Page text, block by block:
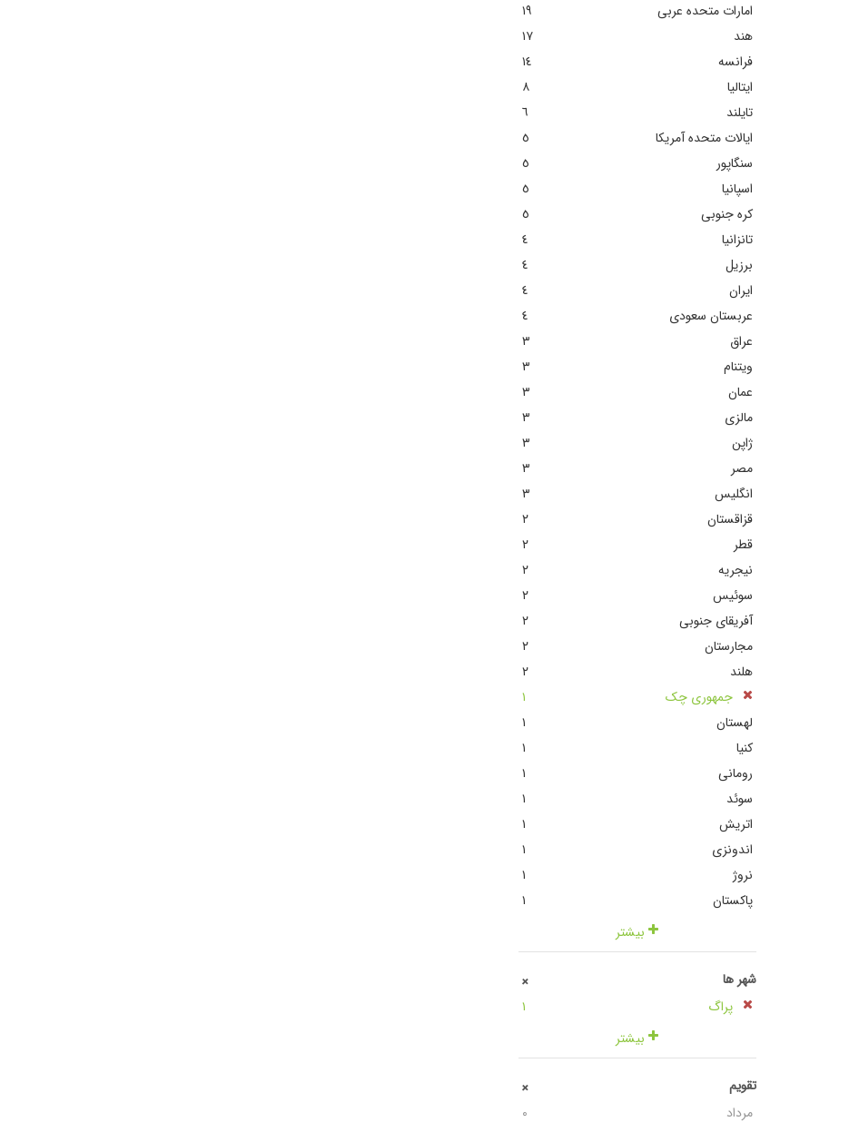
امارات متحده عربی
١٩
هند
١٧
فرانسه
١٤
ایتالیا
٨
تایلند
٦
ایالات متحده آمریکا
٥
سنگاپور
٥
اسپانیا
٥
کره جنوبی
٥
تانزانیا
٤
برزیل
٤
ایران
٤
عربستان سعودی
٤
عراق
٣
ویتنام
٣
عمان
٣
مالزی
٣
ژاپن
٣
مصر
٣
انگلیس
٣
قزاقستان
٢
قطر
٢
نیجریه
٢
سوئیس
٢
آفریقای جنوبی
٢
مجارستان
٢
هلند
٢
جمهوری چک
١
لهستان
١
کنیا
١
رومانی
١
سوئد
١
اتریش
١
اندونزی
١
نروژ
١
پاکستان
١
بیشتر
شهر ها +
پراگ
١
بیشتر
تقویم +
مرداد
٠